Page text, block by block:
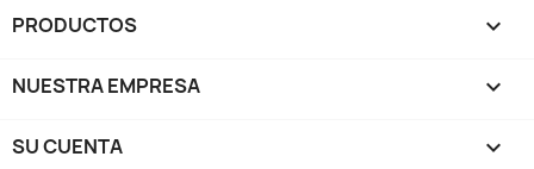
PRODUCTOS 
NUESTRA EMPRESA 
SU CUENTA 